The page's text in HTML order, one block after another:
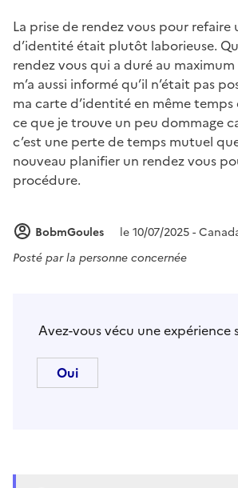
La prise de rendez vous pour refaire
d’identité était plutôt laborieuse.
rendez vous qui a duré au
m’a aussi informé qu’il n’était pas
ma carte d’identité en même
ce que je trouve un peu dommage
c’est une perte de temps mutuel
nouveau planifier un rendez vous
procédure.
BobmGoules
le 10/07/2025 -
Posté parla personne concernée
Avez-vous vécu une expérience